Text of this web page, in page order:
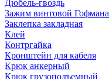
Дюбель-гвоздь
Зажим винтовой Гофмана
Заклепка закладная
Клей
Контргайка
Кронштейн для кабеля
Крюк анкерный
Крюк грузоподъемный